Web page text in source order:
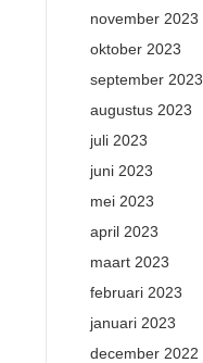
november 2023
oktober 2023
september 2023
augustus 2023
juli 2023
juni 2023
mei 2023
april 2023
maart 2023
februari 2023
januari 2023
december 2022